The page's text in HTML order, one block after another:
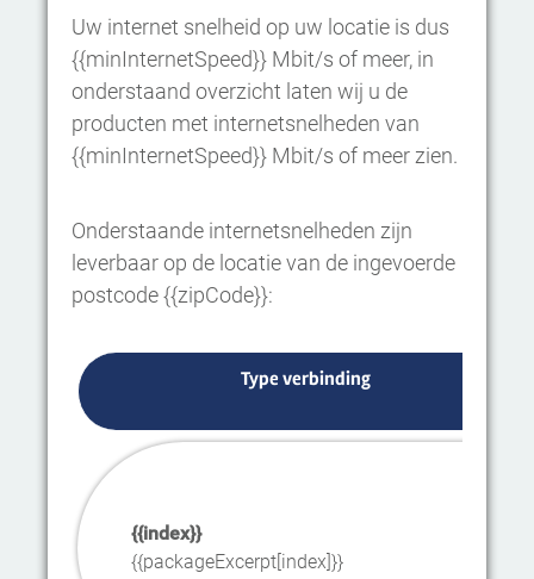
Uw internet snelheid op uw locatie is dus
{{minInternetSpeed}} Mbit/s of meer, in
onderstaand overzicht laten wij u de
producten met internetsnelheden van
{{minInternetSpeed}} Mbit/s of meer zien.
Onderstaande internetsnelheden zijn
leverbaar op de locatie van de ingevoerde
postcode {{zipCode}}:
Type verbinding
{{index}}
{{packageExcerpt[index]}}